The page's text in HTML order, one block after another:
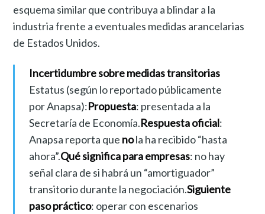
esquema similar que contribuya a blindar a la
industria frente a eventuales medidas arancelarias
de Estados Unidos.
Incertidumbre sobre medidas transitorias
Estatus (según lo reportado públicamente
por Anapsa):Propuesta: presentada a la
Secretaría de Economía.Respuesta oficial:
Anapsa reporta que nola ha recibido “hasta
ahora”.Qué significa para empresas: no hay
señal clara de si habrá un “amortiguador”
transitorio durante la negociación.Siguiente
paso práctico: operar con escenarios